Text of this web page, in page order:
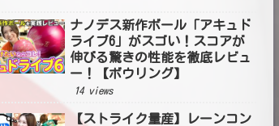
ナノデス新作ボール「アキュド
ライブ6」がスゴい！スコアが
伸びる驚きの性能を徹底レビュ
ー！【ボウリング】
14 views
【ストライク量産】レーンコン